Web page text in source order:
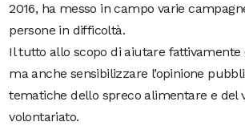
2016, ha messo in campo varie
persone in difficoltà.
Il tutto allo scopo di aiutare fattivamente
ma anche sensibilizzare l’opinione
tematiche dello spreco alimentare e del
volontariato.